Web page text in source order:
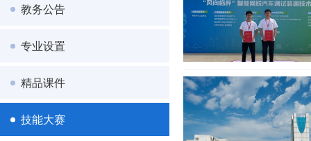
教务公告
专业设置
精品课件
技能大赛